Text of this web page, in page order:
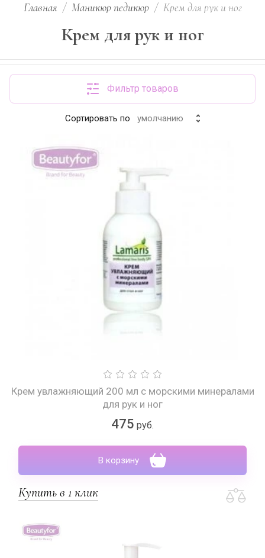
Главная / Маникюр педикюр / Крем для рук и ног
Крем для рук и ног
Фильтр товаров
Сортировать по умолчанию
Крем увлажняющий 200 мл с морскими минералами
для рук и ног
475 руб.
В корзину
Купить в 1 клик